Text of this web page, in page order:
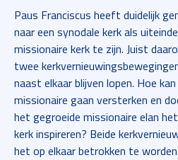
Paus Franciscus heeft duidelijk
naar een synodale kerk als
missionaire kerk te zijn. Juist
twee
naast elkaar blijven lopen. Hoe
missionaire gaan versterken en
het gegroeide missionaire elan
kerk inspireren? Beide
het op elkaar betrokken te worden.